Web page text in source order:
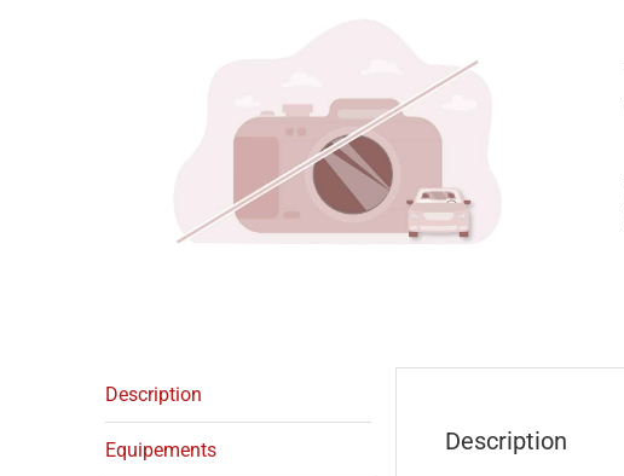
Description
Equipements Description